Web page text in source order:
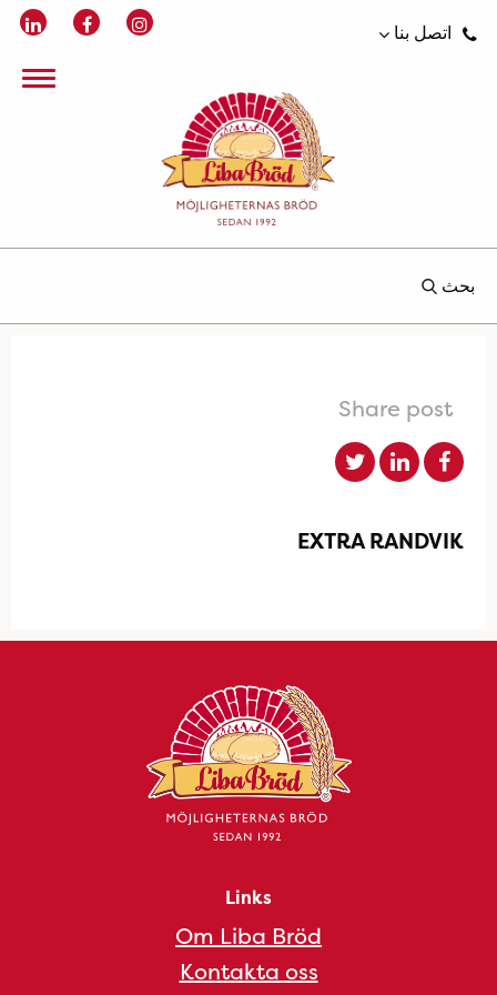
اتصل بنا
بحث
Share post
EXTRA RANDVIK
Links
Om Liba Bröd
Kontakta oss